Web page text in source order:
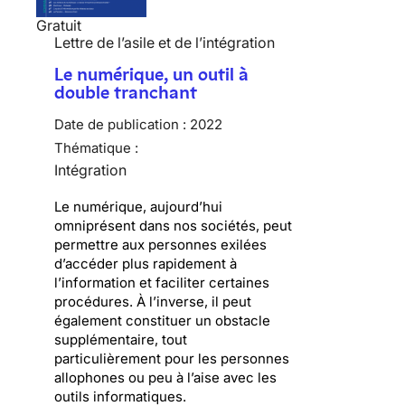
Gratuit
Lettre de l’asile et de l’intégration
Le numérique, un outil à
double tranchant
Date de publication : 2022
Thématique :
Intégration
Le numérique, aujourd’hui
omniprésent dans nos sociétés, peut
permettre aux personnes exilées
d’accéder plus rapidement à
l’information et faciliter certaines
procédures. À l’inverse, il peut
également constituer un obstacle
supplémentaire, tout
particulièrement pour les personnes
allophones ou peu à l’aise avec les
outils informatiques.